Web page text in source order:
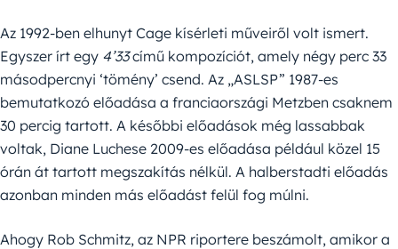
Az 1992-ben elhunyt Cage kísérleti műveiről volt ismert.
Egyszer írt egy 4’33című kompozíciót, amely négy perc 33
másodpercnyi ‘tömény’ csend. Az „ASLSP” 1987-es
bemutatkozó előadása a franciaországi Metzben csaknem
30 percig tartott. A későbbi előadások még lassabbak
voltak, Diane Luchese 2009-es előadása például közel 15
órán át tartott megszakítás nélkül. A halberstadti előadás
azonban minden más előadást felül fog múlni.
Ahogy Rob Schmitz, az NPR riportere beszámolt, amikor a